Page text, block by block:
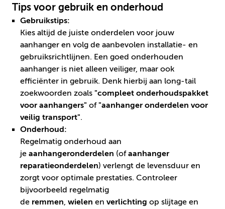
Tips voor gebruik en onderhoud
Gebruikstips:
Kies altijd de juiste onderdelen voor jouw
aanhanger en volg de aanbevolen installatie- en
gebruiksrichtlijnen. Een goed onderhouden
aanhanger is niet alleen veiliger, maar ook
efficiënter in gebruik. Denk hierbij aan long-tail
zoekwoorden zoals "compleet onderhoudspakket
voor aanhangers" of"aanhanger onderdelen voor
veilig transport".
Onderhoud:
Regelmatig onderhoud aan
je aanhangeronderdelen (ofaanhanger
reparatieonderdelen) verlengt de levensduur en
zorgt voor optimale prestaties. Controleer
bijvoorbeeld regelmatig
de remmen, wielen en verlichting op slijtage en